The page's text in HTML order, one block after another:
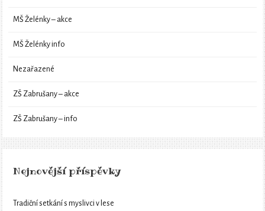
MŠ Želénky – akce
MŠ Želénky info
Nezařazené
ZŠ Zabrušany – akce
ZŠ Zabrušany – info
Nejnovější příspěvky
Tradiční setkání s myslivci v lese